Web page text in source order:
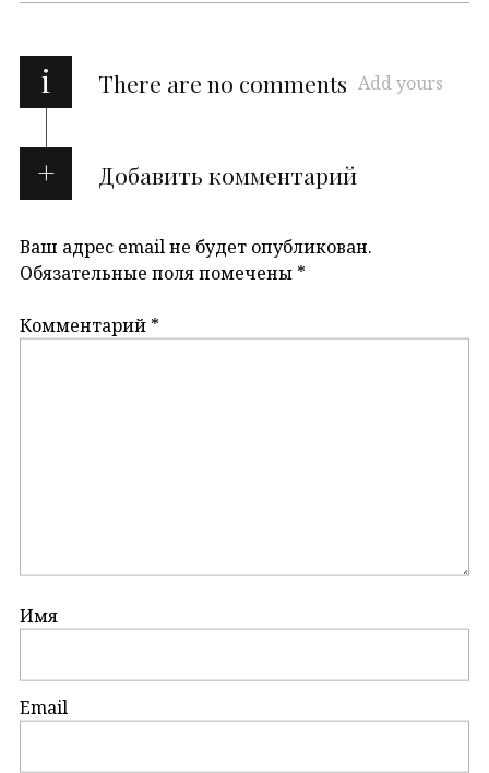
i There are no comments Add yours
Добавить комментарий
Ваш адрес email не будет опубликован.
Обязательные поля помечены *
Комментарий *
Имя
Email